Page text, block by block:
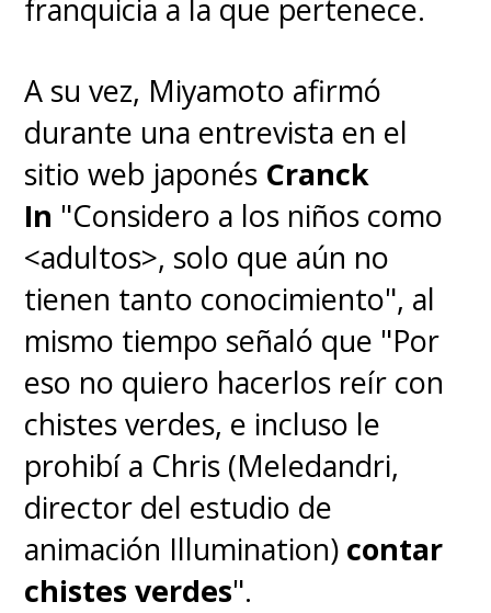
Sin embargo, ahora es seguida
por"La Princesa Mononoke" y
"Ponyo".
Injustamente podemos ver que
"Mis vecinos los Yamada" y "El
cuento de la Princesa Kaguya",
ambas del gigante Isao
Takahata, se encuentran en el
fondo como las menos buscadas
por los fans de Ghibli.
franquicia a la que pertenece.
A su vez, Miyamoto afirmó
durante una entrevista en el
sitio web japonés Cranck
In "Considero a los niños como
<adultos>, solo que aún no
tienen tanto conocimiento", al
mismo tiempo señaló que "Por
eso no quiero hacerlos reír con
chistes verdes, e incluso le
prohibí a Chris (Meledandri,
director del estudio de
animación Illumination) contar
chistes verdes".